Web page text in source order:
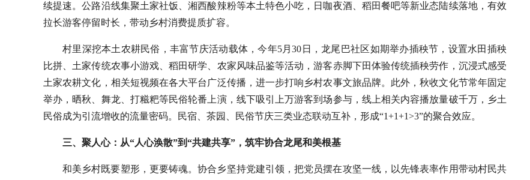
续提速。公路沿线集聚土家社饭、湘西酸辣粉等本土特色小吃，日咖夜酒、稻田餐吧等新业态陆续落地，有效
拉长游客停留时长，带动乡村消费提质扩容。
村里深挖本土农耕民俗，丰富节庆活动载体，今年5月30日，龙尾巴社区如期举办插秧节，设置水田插秧
比拼、土家传统农事小游戏、稻田研学、农家风味品鉴等活动，游客赤脚下田体验传统插秧劳作，沉浸式感受
土家农耕文化，相关短视频在各大平台广泛传播，进一步打响乡村农事文旅品牌。此外，秋收文化节常年固定
举办，晒秋、舞龙、打糍粑等民俗轮番上演，线下吸引上万游客到场参与，线上相关内容播放量破千万，乡土
民俗成为引流增收的流量密码。民宿、茶园、民俗节庆三类业态联动互补，形成“1+1+1>3”的聚合效应。
三、聚人心：从“人心涣散”到“共建共享”，筑牢协合龙尾和美根基
和美乡村既要塑形，更要铸魂。协合乡坚持党建引领，把党员摆在攻坚一线，以先锋表率作用带动村民共